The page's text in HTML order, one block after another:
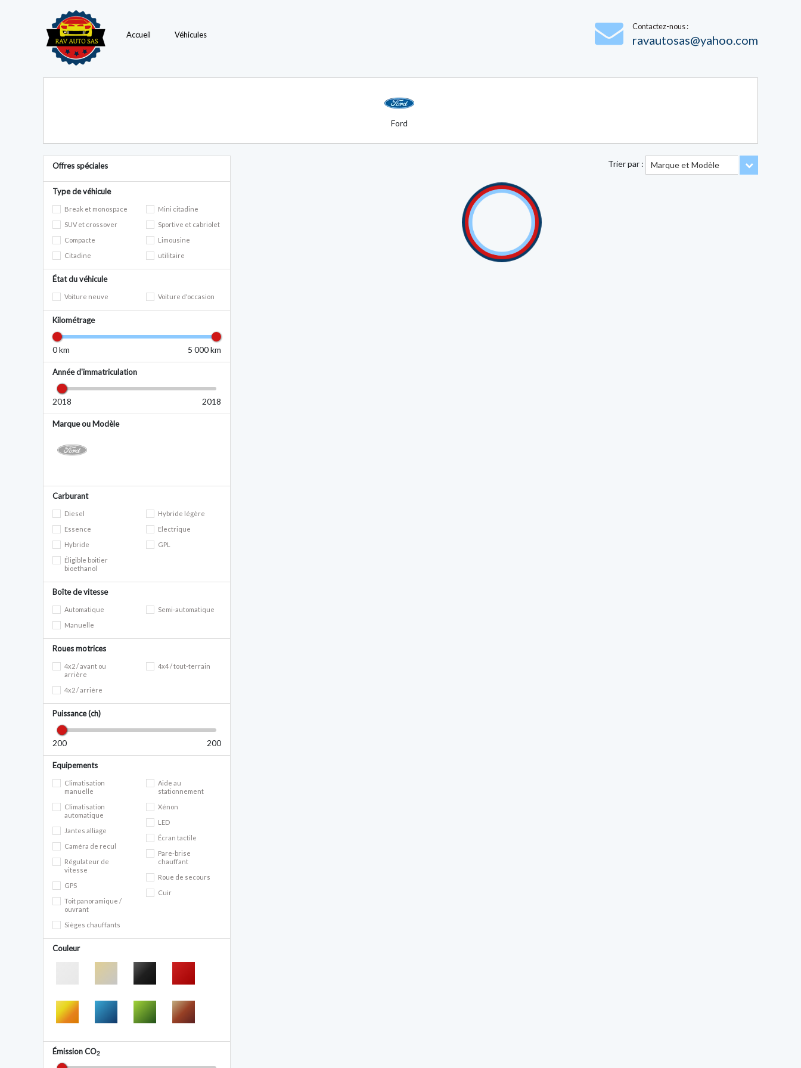
Accueil Véhicules
Contactez-nous :
ravautosas@yahoo.com
Ford
Offres spéciales
Type de véhicule
Break et monospace
SUV et crossover
Compacte
Citadine
Mini citadine
Sportive et cabriolet
Limousine
utilitaire
État du véhicule
Voiture neuve Voiture d'occasion
Kilométrage
0 km 5 000 km
Année d'immatriculation
2018 2018
Marque ou Modèle
Carburant
Diesel
Essence
Hybride
Hybride légère
Electrique
GPL
Éligible boitier
bioethanol
Boîte de vitesse
Automatique
Semi-automatique
Manuelle
Roues motrices
4x2 / avant ou
arrière
4x4 / tout-terrain
4x2 / arrière
Puissance (ch)
200 200
Equipements
Climatisation
manuelle
Climatisation
automatique
Jantes alliage
Caméra de recul
Régulateur de
vitesse
GPS
Toit panoramique /
ouvrant
Aide au
stationnement
Xénon
LED
Écran tactile
Pare-brise
chauffant
Roue de secours
Cuir
Sièges chauffants
Couleur
Émission CO2
Trier par : Marque et Modèle Toggle
Ford Ranger 3III (2) 3.2 TDCI 200 AUTO DOUBLE CAB
WILDTRAK ref. P7024
Voiture neuve
10 km
Disponibilité Europe
Plusieurs Coloris Disponibles